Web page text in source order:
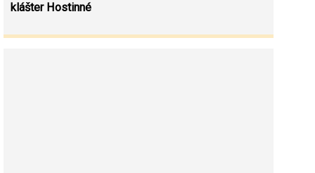
klášter Hostinné